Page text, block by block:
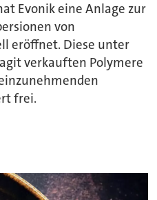
Evonik eine Anlage zur
von
eröffnet. Diese unter
verkauften Polymere
frei.